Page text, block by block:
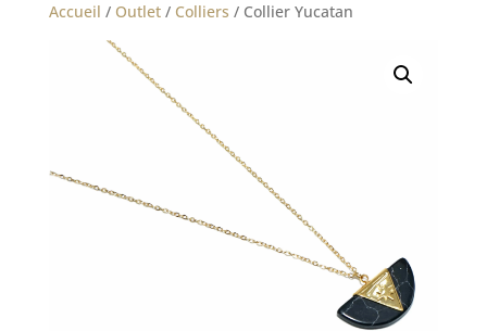
Accueil / Outlet/ Colliers / Collier Yucatan